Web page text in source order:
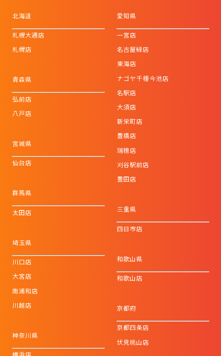
北海道
札幌大通店
札幌店
青森県
弘前店
八戸店
宮城県
仙台店
群馬県
太田店
埼玉県
川口店
大宮店
南浦和店
川越店
神奈川県
愛知県
一宮店
名古屋緑店
東海店
ナゴヤ千種今池店
名駅店
大須店
新栄町店
豊橋店
瑞穂店
刈谷駅前店
豊田店
三重県
四日市店
和歌山県
和歌山店
京都府
京都四条店
伏見桃山店